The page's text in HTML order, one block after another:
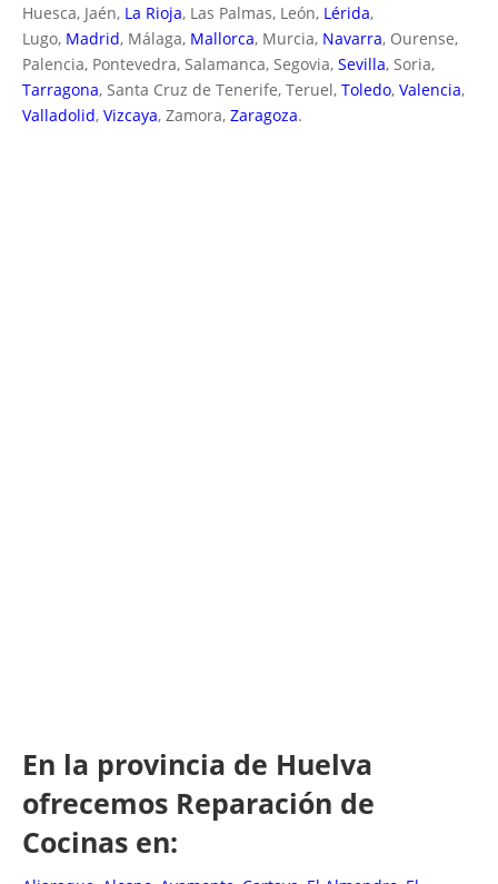
Huesca, Jaén, La Rioja, Las Palmas, León, Lérida,
Lugo, Madrid, Málaga, Mallorca, Murcia, Navarra, Ourense,
Palencia, Pontevedra, Salamanca, Segovia, Sevilla, Soria,
Tarragona, Santa Cruz de Tenerife, Teruel, Toledo, Valencia,
Valladolid, Vizcaya, Zamora, Zaragoza.
En la provincia de Huelva
ofrecemos Reparación de
Cocinas en: